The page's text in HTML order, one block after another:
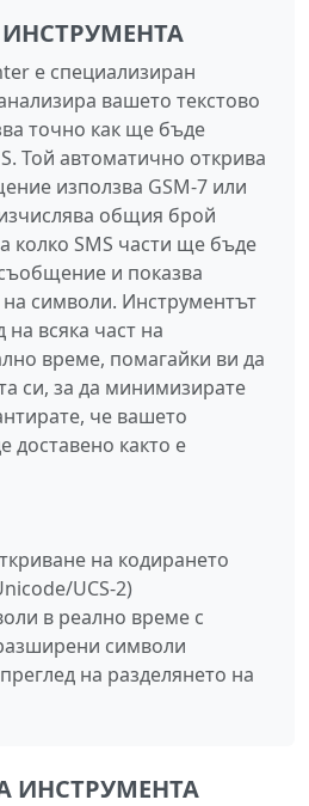
е специализиран
вашето текстово
точно как ще бъде
Той автоматично открива
използва GSM-7 или
общия брой
колко SMS части ще бъде
и показва
символи. Инструментът
на всяка част на
време, помагайки ви да
си, за да минимизирате
че вашето
както е
на кодирането
UCS-2)
в реално време с
символи
на разделянето на
ИНСТРУМЕНТА